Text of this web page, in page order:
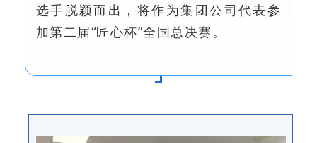
选手脱颖而出，将作为集团公司代表参
加第二届“匠心杯”全国总决赛。